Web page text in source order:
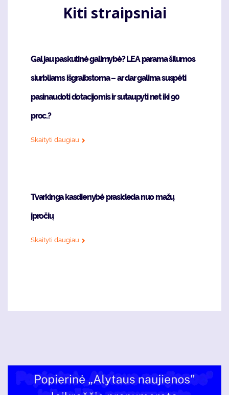
Kiti straipsniai
Gal jau paskutinė galimybė? LEA parama šilumos
siurbliams išgraibstoma – ar dar galima suspėti
pasinaudoti dotacijomis ir sutaupyti net iki 90
proc.?
Skaityti daugiau
Tvarkinga kasdienybė prasideda nuo mažų
įpročių
Skaityti daugiau